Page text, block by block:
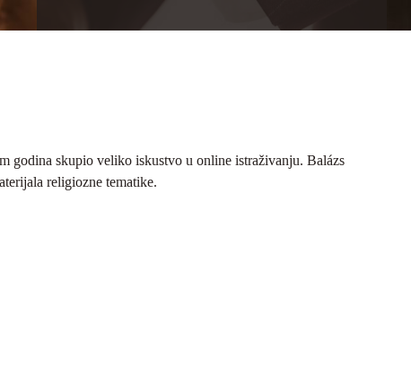
godina skupio veliko iskustvo u online istraživanju. Balázs
religiozne tematike.